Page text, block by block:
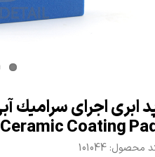
Ceramic Coating
محصول: 101044